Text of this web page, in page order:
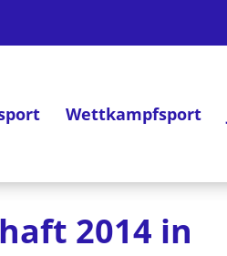
Wettkampfsport
2014 in